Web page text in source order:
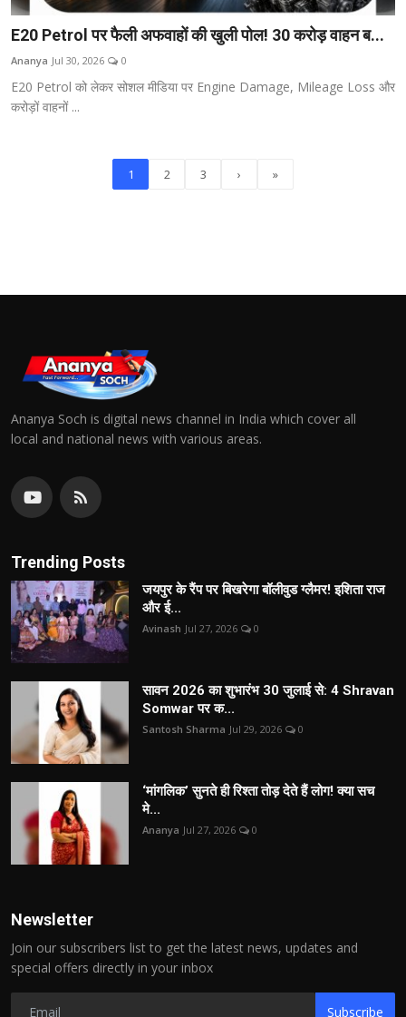
E20 Petrol पर फैली अफवाहों की खुली पोल! 30 करोड़ वाहन ब...
Ananya Jul 30, 2026 0
E20 Petrol को लेकर सोशल मीडिया पर Engine Damage, Mileage Loss और
करोड़ों वाहनों ...
1 2 3 › »
Ananya Soch is digital news channel in India which cover all
local and national news with various areas.
Trending Posts
जयपुर के रैंप पर बिखरेगा बॉलीवुड ग्लैमर! इशिता राज
और ई...
Avinash Jul 27, 2026 0
सावन 2026 का शुभारंभ 30 जुलाई से: 4 Shravan
Somwar पर क...
Santosh Sharma Jul 29, 2026 0
‘मांगलिक’ सुनते ही रिश्ता तोड़ देते हैं लोग! क्या सच
मे...
Ananya Jul 27, 2026 0
Newsletter
Join our subscribers list to get the latest news, updates and
special offers directly in your inbox
Subscribe